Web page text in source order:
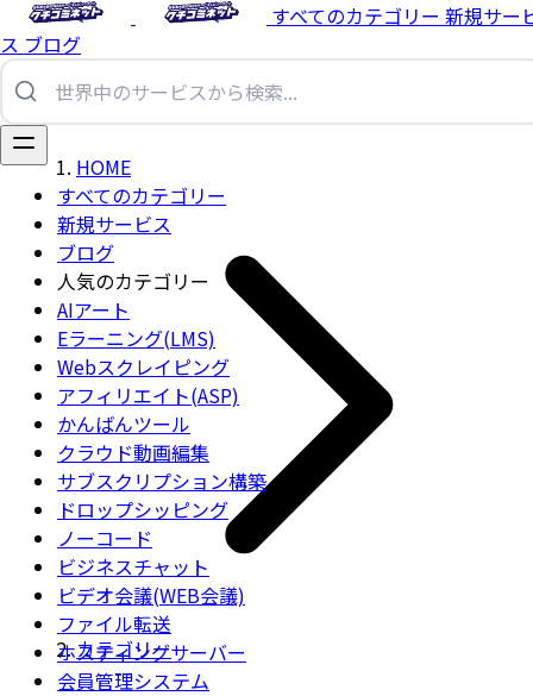
すべてのカテゴリー 新規サー
ス ブログ
すべてのカテゴリー
新規サービス
ブログ
人気のカテゴリー
AIアート
Eラーニング(LMS)
Webスクレイピング
アフィリエイト(ASP)
かんばんツール
クラウド動画編集
サブスクリプション構築
ドロップシッピング
ノーコード
ビジネスチャット
ビデオ会議(WEB会議)
ファイル転送
ホスティングサーバー
会員管理システム
HOME
カテゴリー